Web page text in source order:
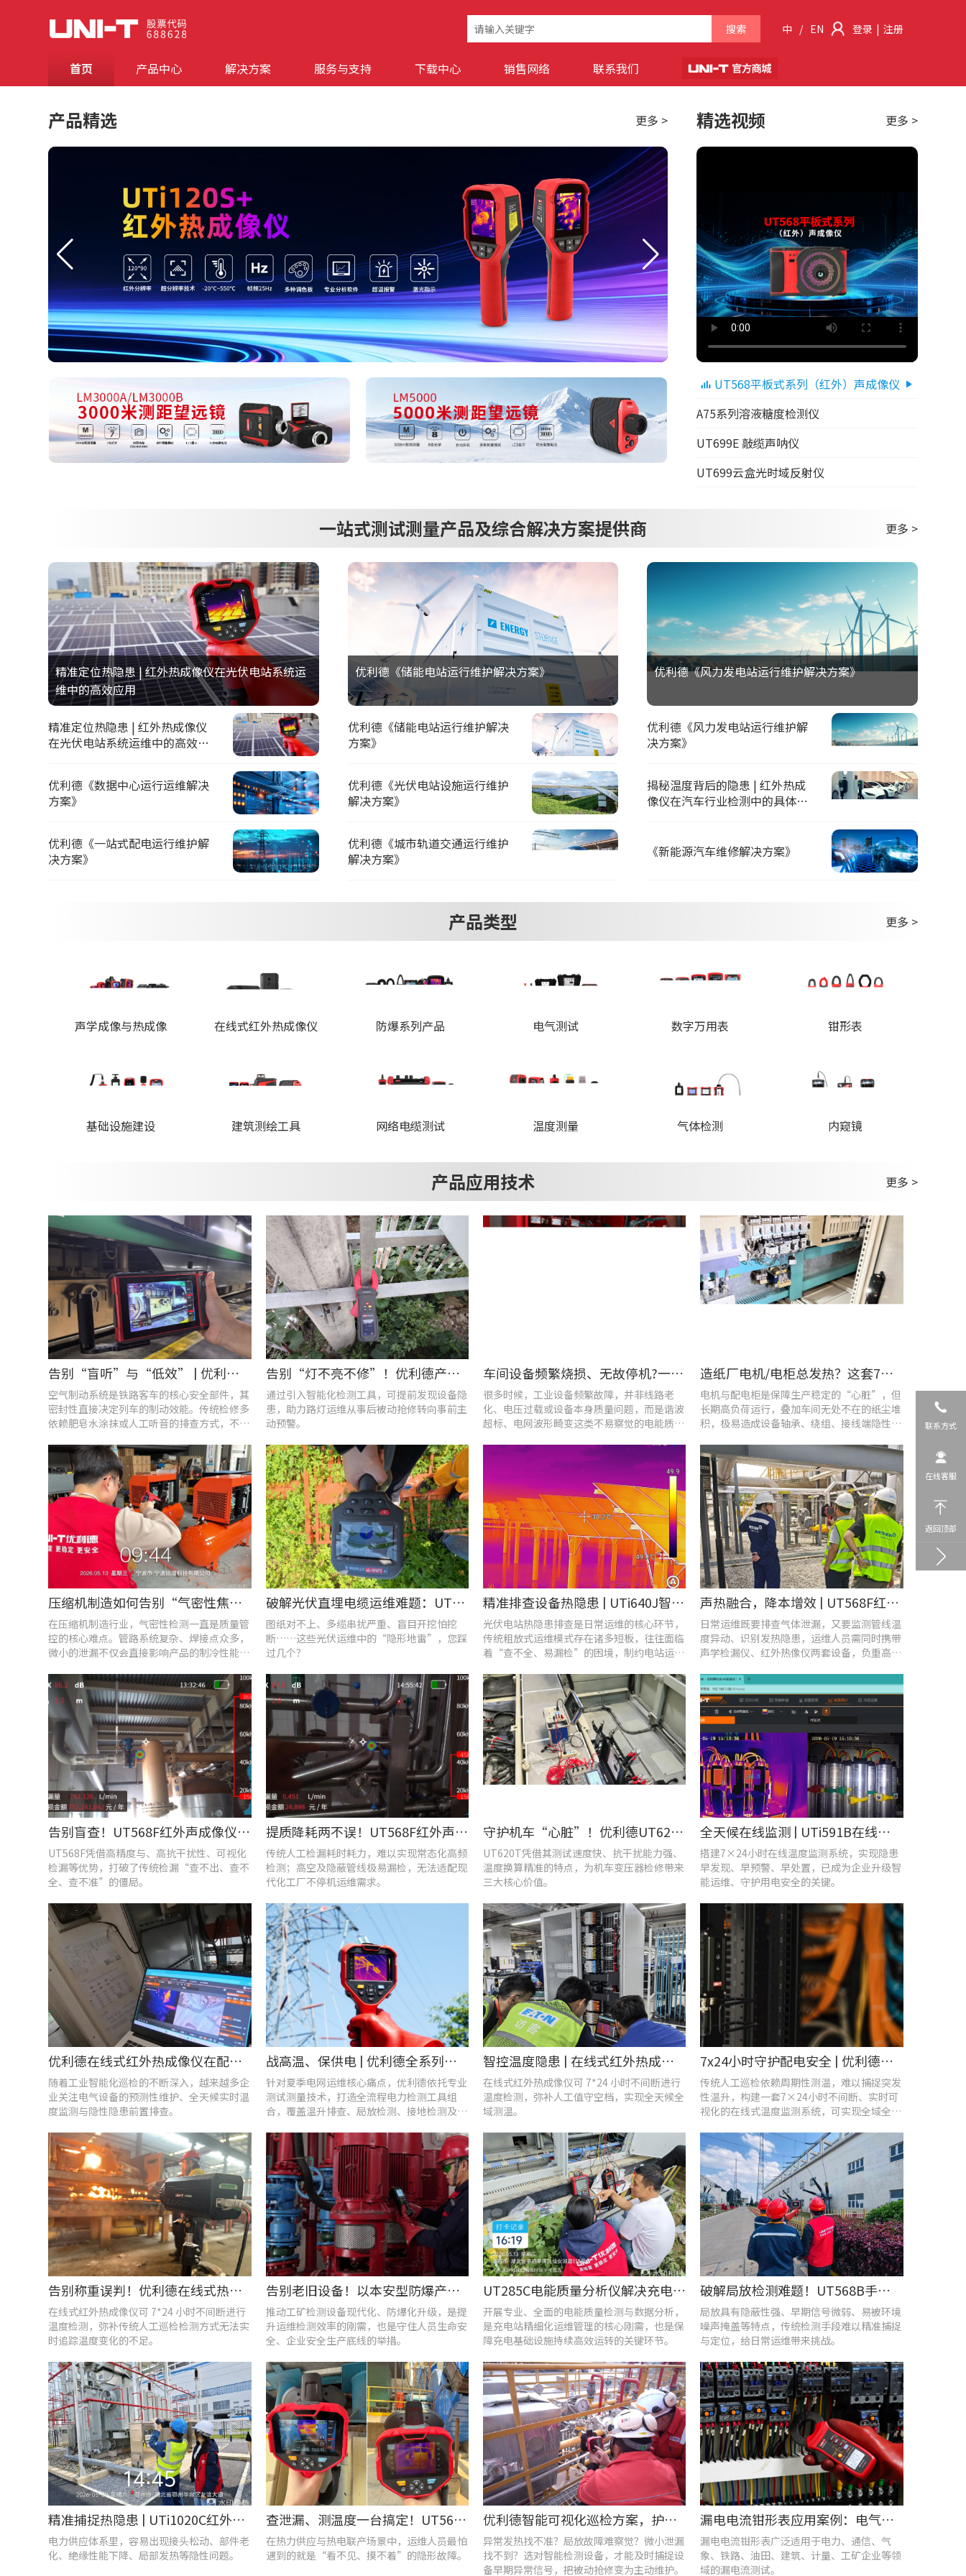
搜索 中 / EN 登录 | 注册
首页 产品中心 解决方案 服务与支持 下载中心 销售网络 联系我们
产品精选 更多 > 精选视频 更多 >
UT568平板式系列（红外）声成像仪
A75系列溶液糖度检测仪
UT699E 敲缆声呐仪
UT699云盒光时域反射仪
一站式测试测量产品及综合解决方案提供商 更多 >
精准定位热隐患 | 红外热成像仪在光伏电站系统运
维中的高效应用
精准定位热隐患 | 红外热成像仪
在光伏电站系统运维中的高效应
优利德《数据中心运行运维解决
方案》
优利德《一站式配电运行维护解
决方案》
优利德《储能电站运行维护解决方案》
优利德《储能电站运行维护解决
方案》
优利德《光伏电站设施运行维护
解决方案》
优利德《城市轨道交通运行维护
解决方案》
优利德《风力发电站运行维护解决方案》
优利德《风力发电站运行维护解
决方案》
揭秘温度背后的隐患 | 红外热成
像仪在汽车行业检测中的具体应
《新能源汽车维修解决方案》
产品类型 更多 >
声学成像与热成像 在线式红外热成像仪 防爆系列产品 电气测试 数字万用表 钳形表
基础设施建设 建筑测绘工具 网络电缆测试 温度测量 气体检测 内窥镜
产品应用技术 更多 >
告别“盲听”与“低效” | 优利德智能检测方案助力铁路运维检修提质增效
空气制动系统是铁路客车的核心安全部件，其
密封性直接决定列车的制动效能。传统检修多
依赖肥皂水涂抹或人工听音的排查方式，不仅
告别“灯不亮不修”！优利德产品组合赋能城市道路照明设施运维更高效
通过引入智能化检测工具，可提前发现设备隐
患，助力路灯运维从事后被动抢修转向事前主
动预警。
车间设备频繁烧损、无故停机?一台UT285C搞定电能质量隐患
很多时候，工业设备频繁故障，并非线路老
化、电压过载或设备本身质量问题，而是谐波
超标、电网波形畸变这类不易察觉的电能质量
造纸厂电机/电柜总发热？这套7×24h在线监测方案帮你“扼杀”热隐患！
电机与配电柜是保障生产稳定的“心脏”，但
长期高负荷运行，叠加车间无处不在的纸尘堆
积，极易造成设备轴承、绕组、接线端隐性发
压缩机制造如何告别“气密性焦虑”?UT568F红外声热成像仪实战揭秘
在压缩机制造行业，气密性检测一直是质量管
控的核心难点。管路系统复杂、焊接点众多，
微小的泄漏不仅会直接影响产品的制冷性能和
破解光伏直埋电缆运维难题：UT689B智能管线探测仪实测纪实
图纸对不上、多缆串扰严重、盲目开挖怕挖
断……这些光伏运维中的“隐形地雷”，您踩
过几个？
​精准排查设备热隐患 | UTi640J智能型红外热成像仪赋能光伏电站高效运维
光伏电站热隐患排查是日常运维的核心环节，
传统粗放式运维模式存在诸多短板，往往面临
着“查不全、易漏检”的困境，制约电站运维
声热融合，降本增效 | UT568F红外声成像仪，以智能巡检筑牢气体厂区安全屏障
日常运维既要排查气体泄漏，又要监测管线温
度异动、识别发热隐患，运维人员需同时携带
声学检漏仪、红外热像仪两套设备，负重高、
告别盲查！UT568F红外声成像仪，让汽车智造车间气体泄漏检测更智能高效
UT568F凭借高精度与、高抗干扰性、可视化
检漏等优势，打破了传统检漏“查不出、查不
全、查不准”的僵局。
提质降耗两不误！UT568F红外声成像仪破解酿酒车间检漏难题
传统人工检漏耗时耗力，难以实现常态化高频
检测；高空及隐蔽管线极易漏检，无法适配现
代化工厂不停机运维需求。
守护机车“心脏”！优利德UT620T助力HXD3C主变压器高效检修
UT620T凭借其测试速度快、抗干扰能力强、
温度换算精准的特点，为机车变压器检修带来
三大核心价值。
全天候在线监测 | UTi591B在线式红外热成像仪助力配电运维智能化转型
搭建7×24小时在线温度监测系统，实现隐患
早发现、早预警、早处置，已成为企业升级智
能运维、守护用电安全的关键。
优利德在线式红外热成像仪在配电柜运维中的实测应用(系列篇)
随着工业智能化巡检的不断深入，越来越多企
业关注电气设备的预测性维护、全天候实时温
度监测与隐性隐患前置排查。
战高温、保供电 | 优利德全系列电力运维检测工具，助力夏季电网运维更高效
针对夏季电网运维核心痛点，优利德依托专业
测试测量技术，打造全流程电力检测工具组
合，覆盖温升排查、局放检测、接地检测及电
智控温度隐患 | 在线式红外热成像仪在UPS电源柜老化监测中的应用
在线式红外热成像仪可 7*24 小时不间断进行
温度检测，弥补人工值守空档，实现全天候全
域测温。
7x24小时守护配电安全 | 优利德在线式热成像方案在配电系统中的应用实践
传统人工巡检依赖周期性测温，难以捕捉突发
性温升，构建一套7×24小时不间断、实时可
视化的在线式温度监测系统，可实现全域全时
告别称重误判！优利德在线式热成像仪重构新材料铸造注液控制逻辑
在线式红外热成像仪可 7*24 小时不间断进行
温度检测，弥补传统人工巡检检测方式无法实
时追踪温度变化的不足。
告别老旧设备！以本安型防爆产品矩阵与合规检测，守住工矿安全底线
推动工矿检测设备现代化、防爆化升级，是提
升运维检测效率的刚需，也是守住人员生命安
全、企业安全生产底线的举措。
UT285C电能质量分析仪解决充电站三相用电各类难题
开展专业、全面的电能质量检测与数据分析，
是充电站精细化运维管理的核心刚需，也是保
障充电基础设施持续高效运转的关键环节。
破解局放检测难题！UT568B手持式声学成像仪让隐患“可视化”
局放具有隐蔽性强、早期信号微弱、易被环境
噪声掩盖等特点，传统检测手段难以精准捕捉
与定位，给日常运维带来挑战。
精准捕捉热隐患 | UTi1020C红外热成像仪在发电站的实测应用
电力供应体系里，容易出现接头松动、部件老
化、绝缘性能下降、局部发热等隐性问题。
查泄漏、测温度一台搞定！UT568F红外声成像仪让设备巡检更高效
在热力供应与热电联产场景中，运维人员最怕
遇到的就是“看不见、摸不着”的隐形故障。
优利德智能可视化巡检方案，护航油气行业高效运维
异常发热找不准？局放故障难察觉？微小泄漏
找不到？选对智能检测设备，才能及时捕捉设
备早期异常信号，把被动抢修变为主动维护。
漏电电流钳形表应用案例：电气设备检测
漏电电流钳形表广泛适用于电力、通信、气
象、铁路、油田、建筑、计量、工矿企业等领
域的漏电流测试。
联系方式
在线客服
返回顶部